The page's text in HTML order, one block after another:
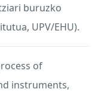
buruzko
UPV/EHU).
of
instruments,